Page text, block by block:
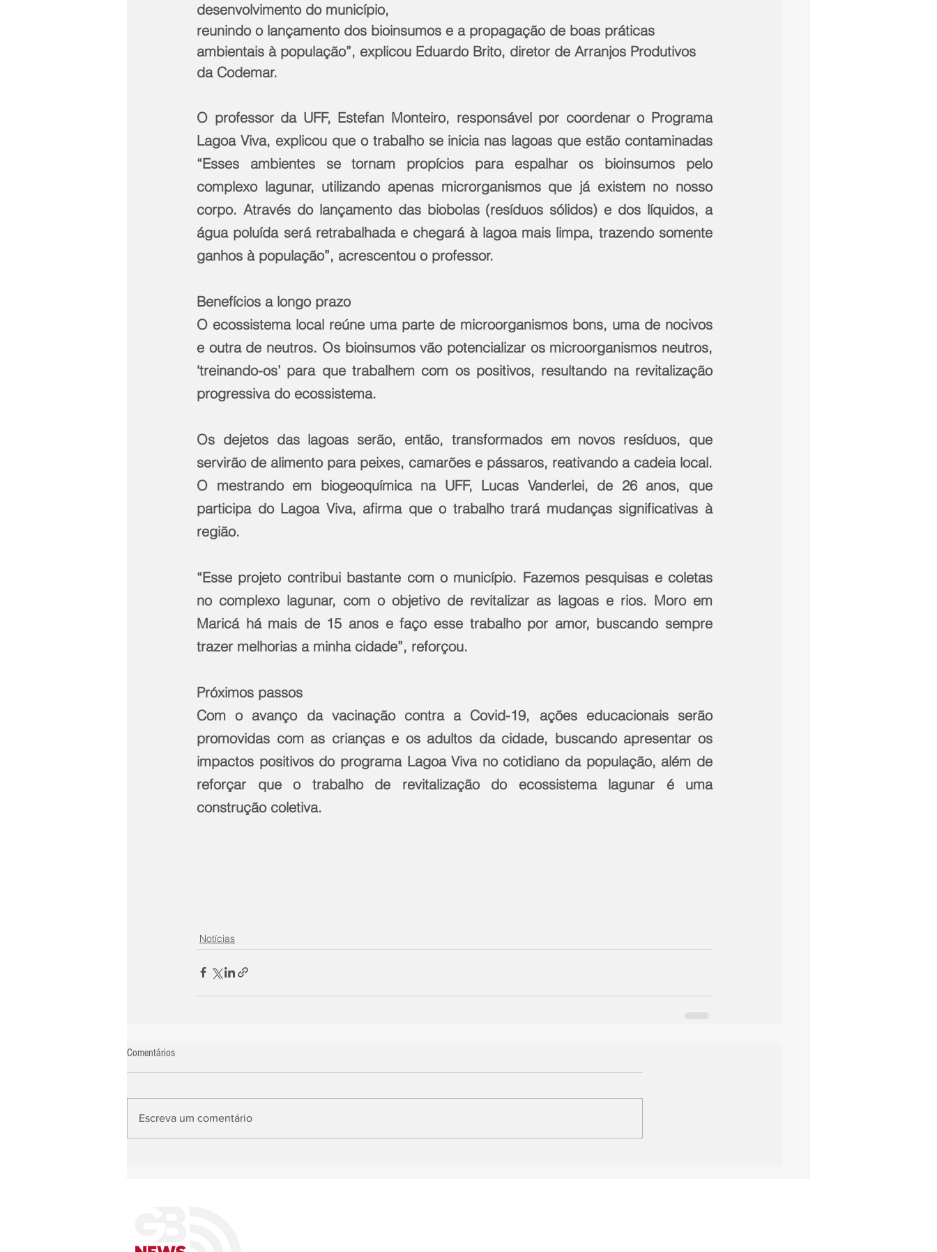
desenvolvimento do município,
reunindo o lançamento dos bioinsumos e a propagação de boas práticas
ambientais à população”, explicou Eduardo Brito, diretor de Arranjos Produtivos
da Codemar.
O professor da UFF, Estefan Monteiro, responsável por coordenar o Programa
Lagoa Viva, explicou que o trabalho se inicia nas lagoas que estão contaminadas
“Esses ambientes se tornam propícios para espalhar os bioinsumos pelo
complexo lagunar, utilizando apenas microrganismos que já existem no nosso
corpo. Através do lançamento das biobolas (resíduos sólidos) e dos líquidos, a
água poluída será retrabalhada e chegará à lagoa mais limpa, trazendo somente
ganhos à população”, acrescentou o professor.
Benefícios a longo prazo
O ecossistema local reúne uma parte de microorganismos bons, uma de nocivos
e outra de neutros. Os bioinsumos vão potencializar os microorganismos neutros,
‘treinando-os’ para que trabalhem com os positivos, resultando na revitalização
progressiva do ecossistema.
Os dejetos das lagoas serão, então, transformados em novos resíduos, que
servirão de alimento para peixes, camarões e pássaros, reativando a cadeia local.
O mestrando em biogeoquímica na UFF, Lucas Vanderlei, de 26 anos, que
participa do Lagoa Viva, afirma que o trabalho trará mudanças significativas à
região.
“Esse projeto contribui bastante com o município. Fazemos pesquisas e coletas
no complexo lagunar, com o objetivo de revitalizar as lagoas e rios. Moro em
Maricá há mais de 15 anos e faço esse trabalho por amor, buscando sempre
trazer melhorias a minha cidade”, reforçou.
Próximos passos
Com o avanço da vacinação contra a Covid-19, ações educacionais serão
promovidas com as crianças e os adultos da cidade, buscando apresentar os
impactos positivos do programa Lagoa Viva no cotidiano da população, além de
reforçar que o trabalho de revitalização do ecossistema lagunar é uma
construção coletiva.
Notícias
Comentários
Escreva um comentário